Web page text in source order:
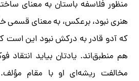
منظور فلاسفه باستان به معنای
هنری نبود، برعکس، به معنای قسمی
که آدو قادر به درکش نبود این است
هم منطبق‌اند. یادتان بیاید انتقاد
مخالفت ریشه‌ای او با مقام